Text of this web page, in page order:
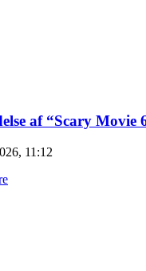
af “Scary Movie
11:12